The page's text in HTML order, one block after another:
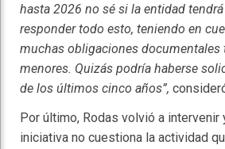
hasta 2026 no sé si la entidad
responder todo esto, teniendo en
muchas obligaciones documentales
menores. Quizás podría haberse
de los últimos cinco años”,
Por último, Rodas volvió a intervenir
iniciativa no cuestiona la actividad